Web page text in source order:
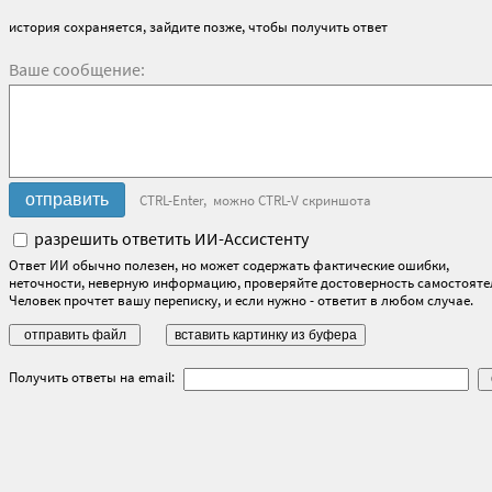
история сохраняется, зайдите позже, чтобы получить ответ
Ваше сообщение:
CTRL-Enter, можно CTRL-V скриншота
разрешить ответить ИИ-Ассистенту
Ответ ИИ обычно полезен, но может содержать фактические ошибки,
неточности, неверную информацию, проверяйте достоверность
Человек прочтет вашу переписку, и если нужно - ответит в любом случае.
Получить ответы на email: